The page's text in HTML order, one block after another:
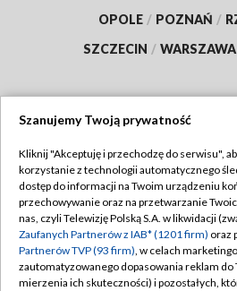
OPOLE / POZNAŃ /
SZCZECIN / WARSZAWA
TVP
Abonament TVP
Emisja w TVP
Centrum informacji TVP
Regulamin
Polityka
Moje
Szanujemy Twoją prywatność
Kliknij "Akceptuję i przechodzę do serwisu",
korzystanie z technologii automatycznego
dostęp do informacji na Twoim urządzeniu
przechowywanie oraz na przetwarzanie
nas, czyli Telewizję Polską S.A. w likwidacji
Zaufanych Partnerów z IAB* (1201 firm) oraz
Partnerów TVP (93 firm), w celach
zautomatyzowanego dopasowania reklam
mierzenia ich skuteczności) i pozostałych,